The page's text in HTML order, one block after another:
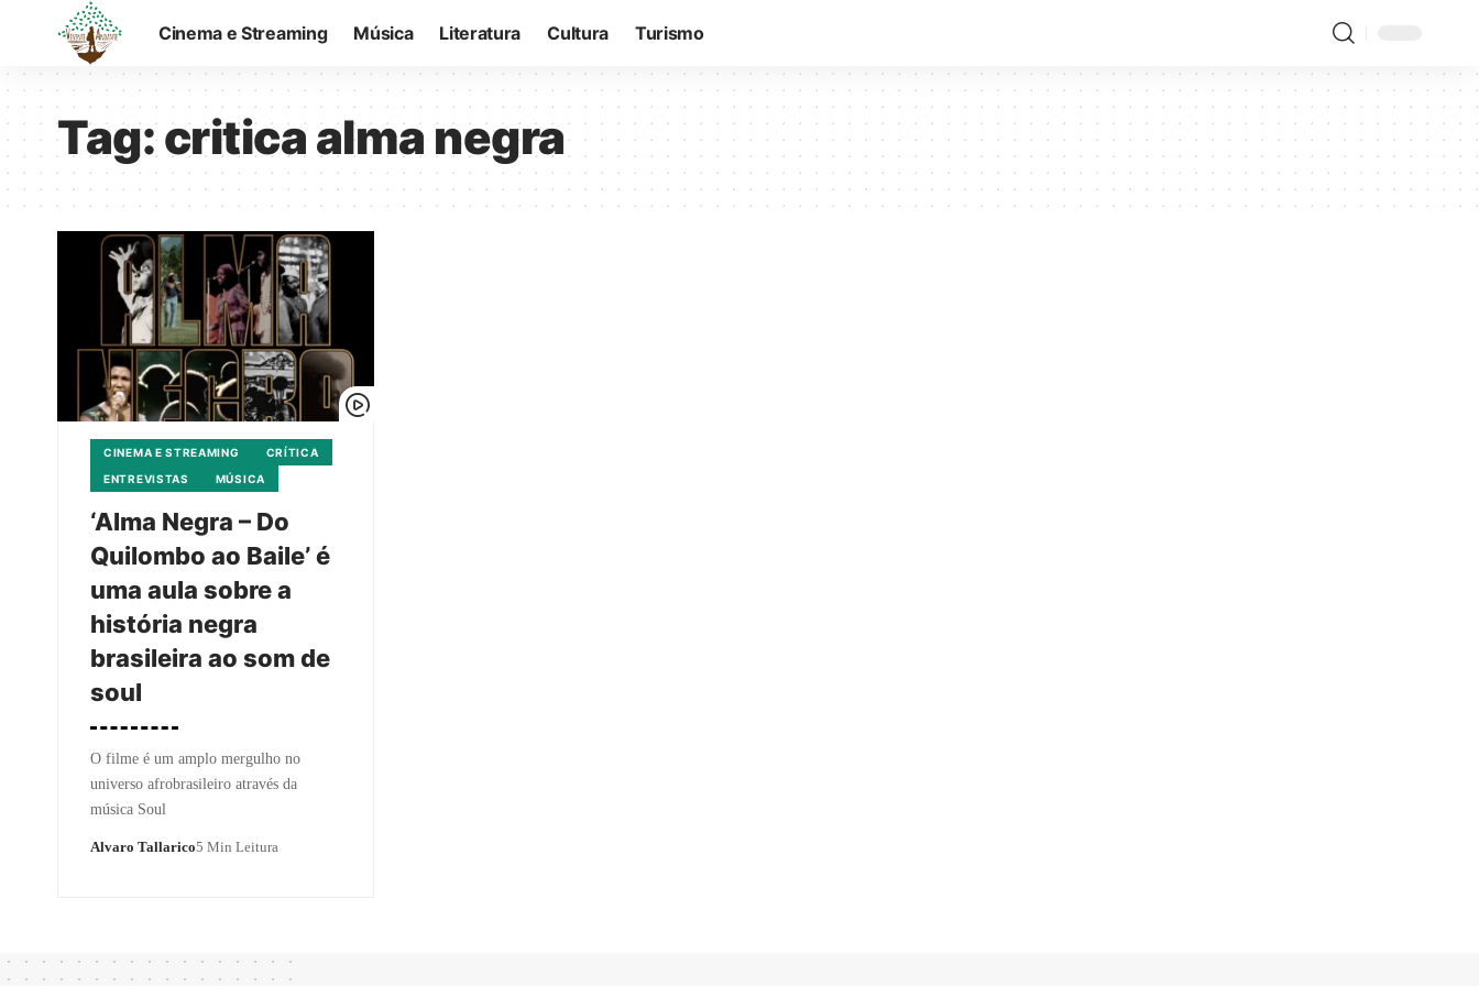
Cinema e Streaming Música Literatura Cultura Turismo
Tag:critica alma negra
CINEMA E STREAMING
CRÍTICA
ENTREVISTAS
MÚSICA
‘Alma Negra – Do
Quilombo ao Baile’ é
uma aula sobre a
história negra
brasileira ao som de
soul
O filme é um amplo mergulho no
universo afrobrasileiro através da
música Soul
Alvaro Tallarico5 Min Leitura